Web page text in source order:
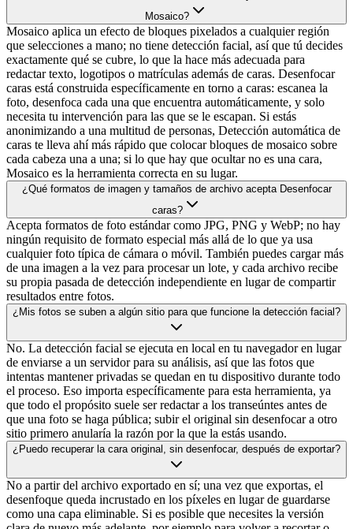
Mosaico?
Mosaico aplica un efecto de bloques pixelados a cualquier región
que selecciones a mano; no tiene detección facial, así que tú decides
exactamente qué se cubre, lo que la hace más adecuada para
redactar texto, logotipos o matrículas además de caras. Desenfocar
caras está construida específicamente en torno a caras: escanea la
foto, desenfoca cada una que encuentra automáticamente, y solo
necesita tu intervención para las que se le escapan. Si estás
anonimizando a una multitud de personas, Detección automática de
caras te lleva ahí más rápido que colocar bloques de mosaico sobre
cada cabeza una a una; si lo que hay que ocultar no es una cara,
Mosaico es la herramienta correcta en su lugar.
¿Qué formatos de imagen y tamaños de archivo acepta Desenfocar
caras?
Acepta formatos de foto estándar como JPG, PNG y WebP; no hay
ningún requisito de formato especial más allá de lo que ya usa
cualquier foto típica de cámara o móvil. También puedes cargar más
de una imagen a la vez para procesar un lote, y cada archivo recibe
su propia pasada de detección independiente en lugar de compartir
resultados entre fotos.
¿Mis fotos se suben a algún sitio para que funcione la detección facial?
No. La detección facial se ejecuta en local en tu navegador en lugar
de enviarse a un servidor para su análisis, así que las fotos que
intentas mantener privadas se quedan en tu dispositivo durante todo
el proceso. Eso importa específicamente para esta herramienta, ya
que todo el propósito suele ser redactar a los transeúntes antes de
que una foto se haga pública; subir el original sin desenfocar a otro
sitio primero anularía la razón por la que la estás usando.
¿Puedo recuperar la cara original, sin desenfocar, después de exportar?
No a partir del archivo exportado en sí; una vez que exportas, el
desenfoque queda incrustado en los píxeles en lugar de guardarse
como una capa eliminable. Si es posible que necesites la versión